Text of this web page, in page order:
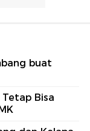
buat
Bisa